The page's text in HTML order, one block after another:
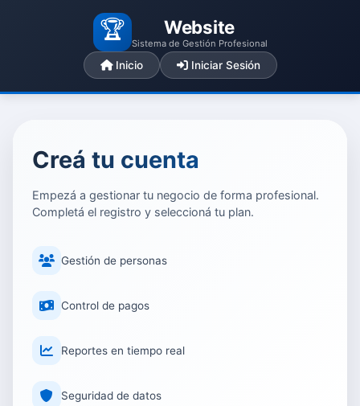
🏆 Website
Sistema de Gestión Profesional
Inicio Iniciar Sesión
Creá tu cuenta
Empezá a gestionar tu negocio de forma profesional.
Completá el registro y seleccioná tu plan.
Gestión de personas
Control de pagos
Reportes en tiempo real
Seguridad de datos